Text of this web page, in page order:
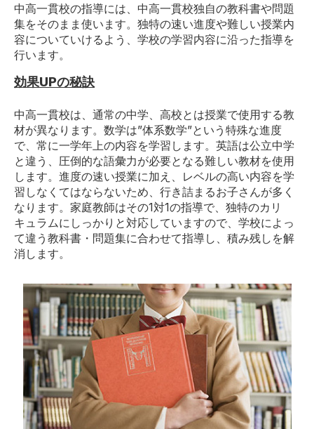
中高一貫校の指導には、中高一貫校独自の教科書や問題
集をそのまま使います。独特の速い進度や難しい授業内
容についていけるよう、学校の学習内容に沿った指導を
行います。
効果UPの秘訣
中高一貫校は、通常の中学、高校とは授業で使用する教
材が異なります。数学は”体系数学”という特殊な進度
で、常に一学年上の内容を学習します。英語は公立中学
と違う、圧倒的な語彙力が必要となる難しい教材を使用
します。進度の速い授業に加え、レベルの高い内容を学
習しなくてはならないため、行き詰まるお子さんが多く
なります。家庭教師はその1対1の指導で、独特のカリ
キュラムにしっかりと対応していますので、学校によっ
て違う教科書・問題集に合わせて指導し、積み残しを解
消します。